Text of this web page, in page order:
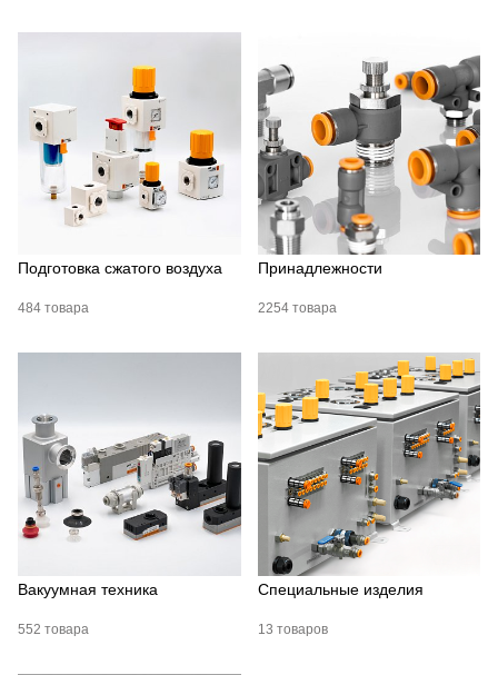
Подготовка сжатого воздуха
484 товара
Принадлежности
2254 товара
Вакуумная техника
552 товара
Специальные изделия
13 товаров